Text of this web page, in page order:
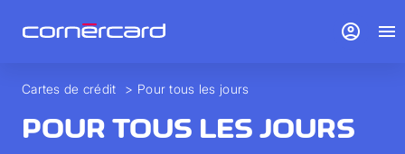
Cartes de crédit > Pour tous les jours
POUR TOUS LES JOURS
account_circle menu